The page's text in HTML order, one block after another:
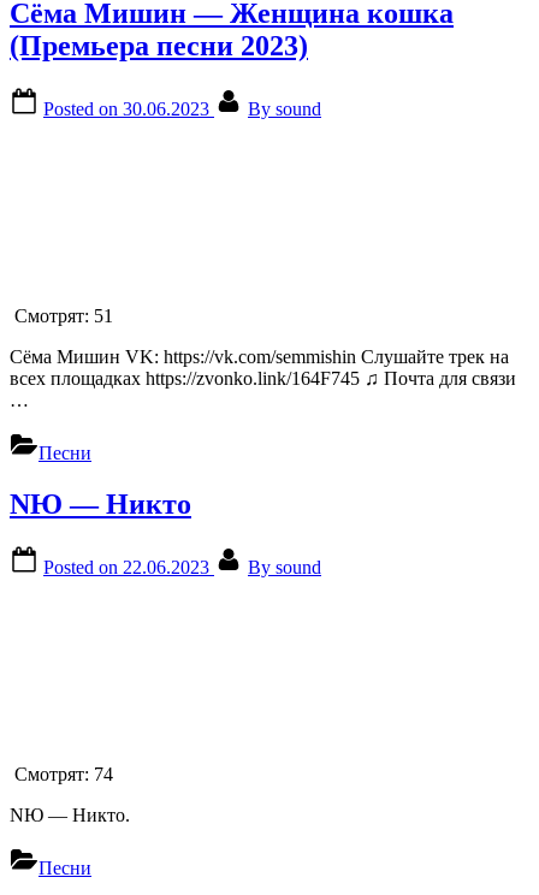
Сёма Мишин — Женщина кошка
(Премьера песни 2023)
Posted on 30.06.2023 By sound
Смотрят: 51
Сёма Мишин VK: https://vk.com/semmishin Слушайте трек на
всех площадках https://zvonko.link/164F745 ♫ Почта для связи
…
Песни
NЮ — Никто
Posted on 22.06.2023 By sound
Смотрят: 74
NЮ — Никто.
Песни